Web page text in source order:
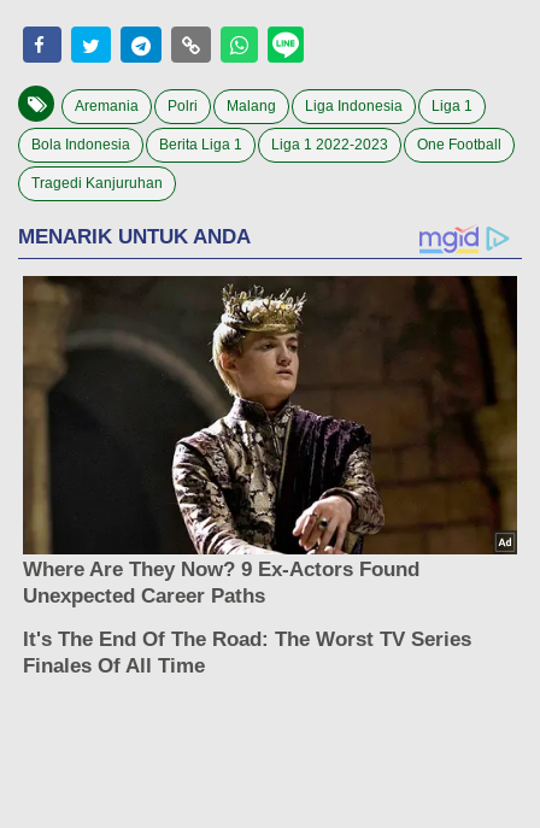
Aremania Polri Malang Liga Indonesia Liga 1
Bola Indonesia Berita Liga 1 Liga 1 2022-2023 One Football
Tragedi Kanjuruhan